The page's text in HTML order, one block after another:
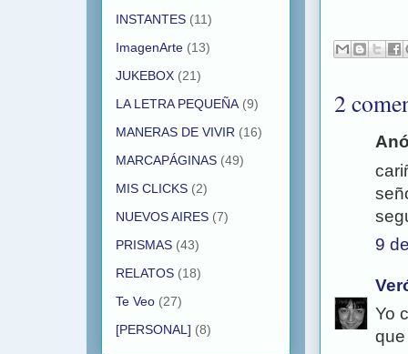
2
9
Yo
INSTANTES (11)
ImagenArte (13)
JUKEBOX (21)
LA LETRA PEQUEÑA (9)
MANERAS DE VIVIR (16)
MARCAPÁGINAS (49)
MIS CLICKS (2)
NUEVOS AIRES (7)
PRISMAS (43)
RELATOS (18)
Te Veo (27)
[PERSONAL] (8)